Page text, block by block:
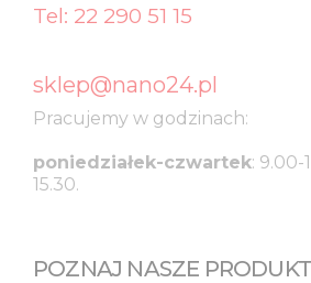
Tel: 22 290 51 15
sklep@nano24.pl
Pracujemy w godzinach:
poniedziałek-czwartek: 9.00-
15.30.
POZNAJ NASZE